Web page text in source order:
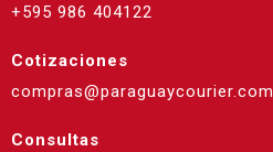
+595 986 404122
Cotizaciones
compras@paraguaycourier.com
Consultas